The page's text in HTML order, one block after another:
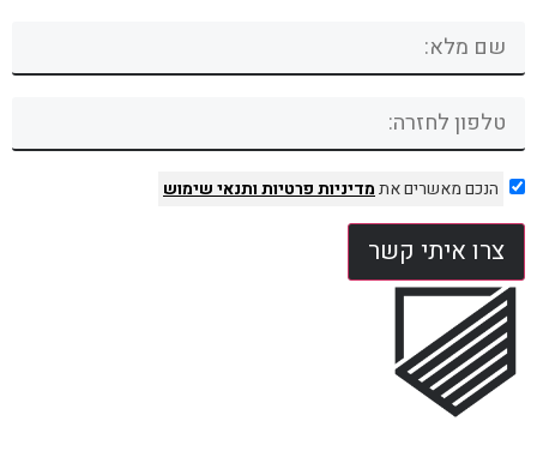
הנכם מאשרים אתמדיניות פרטיותותנאי שימוש
צרו איתי קשר